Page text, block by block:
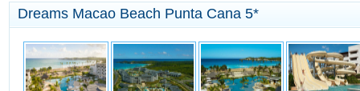
Dreams Macao Beach Punta Cana 5*